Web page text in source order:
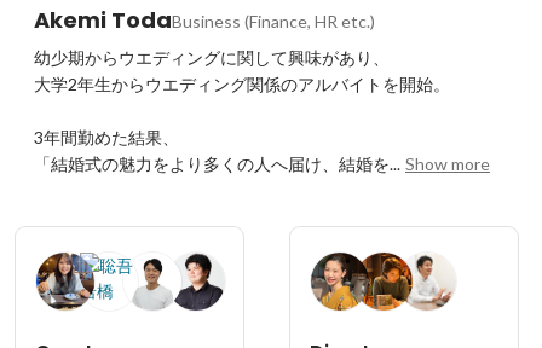
Akemi TodaBusiness (Finance, HR etc.)
幼少期からウエディングに関して興味があり、
大学2年生からウエディング関係のアルバイトを開始。
3年間勤めた結果、
「結婚式の魅力をより多くの人へ届け、結婚を... Show more